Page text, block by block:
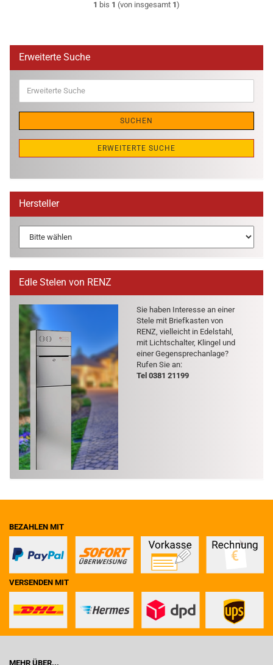
1 bis 1 (von insgesamt 1)
Erweiterte Suche
Suche
SUCHEN
ERWEITERTE SUCHE
Hersteller
Edle Stelen von RENZ
Sie haben In­ter­es­se an einer
Stele mit Brief­kas­ten von
RENZ, viel­leicht in Edel­stahl,
mit Licht­schal­ter, Klin­gel und
einer Ge­gen­sprech­an­la­ge?
Rufen Sie an:
Tel 0381 21199
BEZAHLEN MIT
VERSENDEN MIT
MEHR ÜBER...